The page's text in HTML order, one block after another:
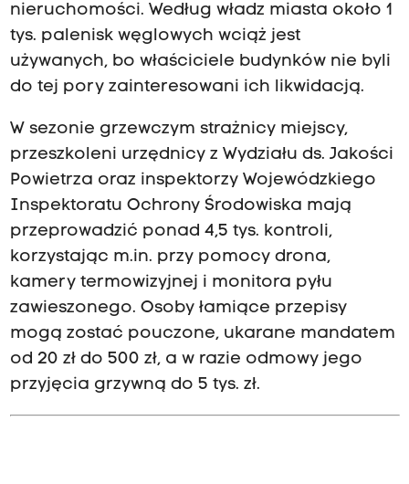
nieruchomości. Według władz miasta około 1
tys. palenisk węglowych wciąż jest
używanych, bo właściciele budynków nie byli
do tej pory zainteresowani ich likwidacją.
W sezonie grzewczym strażnicy miejscy,
przeszkoleni urzędnicy z Wydziału ds. Jakości
Powietrza oraz inspektorzy Wojewódzkiego
Inspektoratu Ochrony Środowiska mają
przeprowadzić ponad 4,5 tys. kontroli,
korzystając m.in. przy pomocy drona,
kamery termowizyjnej i monitora pyłu
zawieszonego. Osoby łamiące przepisy
mogą zostać pouczone, ukarane mandatem
od 20 zł do 500 zł, a w razie odmowy jego
przyjęcia grzywną do 5 tys. zł.